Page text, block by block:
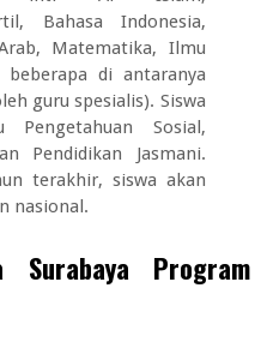
Bahasa Indonesia,
Matematika, Ilmu
beberapa di antaranya
guru spesialis). Siswa
Pengetahuan Sosial,
Pendidikan Jasmani.
terakhir, siswa akan
nasional.
Surabaya Program